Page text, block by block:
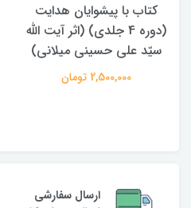
کتاب حدیث سده چهاردهم
دفتر هفتم اثر سید مجتبی
حسینی
250,000 تومان
ارسال سفارشی